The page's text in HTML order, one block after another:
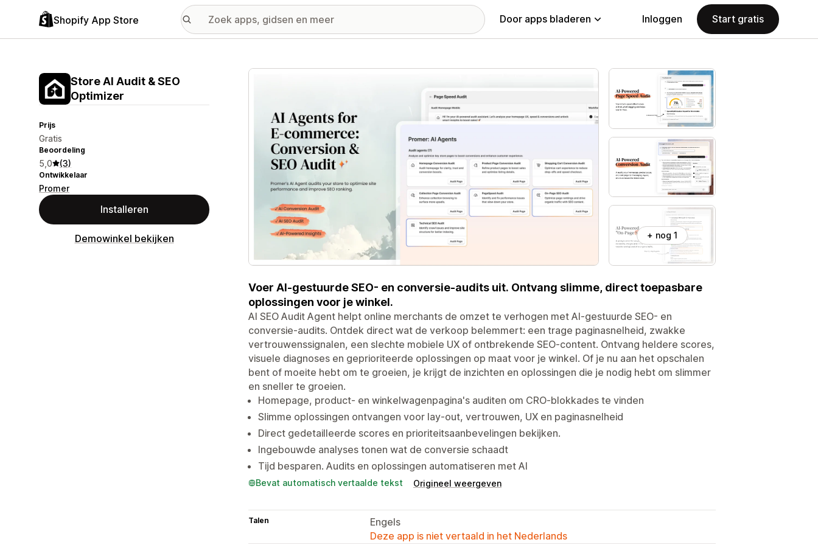
Shopify App Store Door apps bladeren Inloggen Start gratis
Store AI Audit & SEO
Optimizer
Prijs
Gratis
Beoordeling
5,0 (3)
Ontwikkelaar
Promer
Installeren
Demowinkel bekijken
Galerij met uitgelichte afbeeldingen
+ nog 1
Voer AI-gestuurde SEO- en conversie-audits uit. Ontvang slimme, direct toepasbare
oplossingen voor je winkel.
AI SEO Audit Agent helpt online merchants de omzet te verhogen met AI-gestuurde SEO- en
conversie-audits. Ontdek direct wat de verkoop belemmert: een trage paginasnelheid, zwakke
vertrouwenssignalen, een slechte mobiele UX of ontbrekende SEO-content. Ontvang heldere scores,
visuele diagnoses en geprioriteerde oplossingen op maat voor je winkel. Of je nu aan het opschalen
bent of moeite hebt om te groeien, je krijgt de inzichten en oplossingen die je nodig hebt om slimmer
en sneller te groeien.
Homepage, product- en winkelwagenpagina's auditen om CRO-blokkades te vinden
Slimme oplossingen ontvangen voor lay-out, vertrouwen, UX en paginasnelheid
Direct gedetailleerde scores en prioriteitsaanbevelingen bekijken.
Ingebouwde analyses tonen wat de conversie schaadt
Tijd besparen. Audits en oplossingen automatiseren met AI
Bevat automatisch vertaalde tekst Origineel weergeven
Talen
Engels
Deze app is niet vertaald in het Nederlands